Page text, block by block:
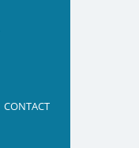
CONTACT